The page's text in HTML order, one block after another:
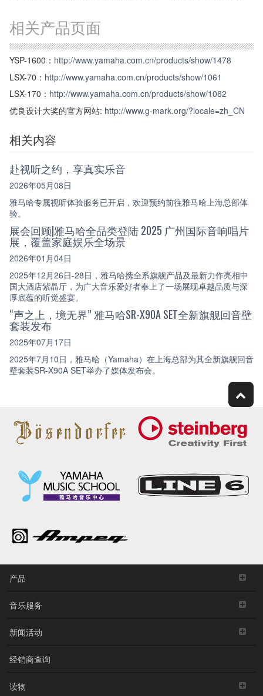
相关产品页面
YSP-1600： http://www.yamaha.com.cn/products/show/1478
LSX-70： http://www.yamaha.com.cn/products/show/1061
LSX-170： http://www.yamaha.com.cn/products/show/1062
优良设计大奖的官方网站: http://www.g-mark.org/?locale=zh_CN
相关内容
赴视听之约，享真实乐音
2026年05月08日
雅马哈专属视听体验服务已开启，欢迎预约前往雅马哈上海总部体
验。
展会回顾|雅马哈全品类登陆 2025 广州国际音响唱片
展，覆盖家庭娱乐全场景
2026年01月04日
2025年12月26日-28日，雅马哈携全系旗舰产品及最新力作亮相中
国大酒店紫晶厅，为广大音乐爱好者奉上了一场展现卓越品质与深
厚底蕴的听觉盛宴。
“声之上，境无界” 雅马哈SR-X90A SET全新旗舰回音壁
套装发布
2025年07月17日
2025年7月10日，雅马哈（Yamaha）在上海总部为其全新旗舰回音
壁套装SR-X90A SET举办了媒体发布会。
产品
音乐服务
新闻活动
经销商查询
读物